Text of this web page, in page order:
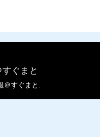
ぐまと
＠すぐまと.